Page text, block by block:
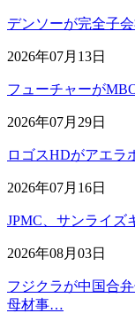
デンソーが完全子
2026年07月13日
フューチャーが
2026年07月29日
ロゴスHDがアエラ
2026年07月16日
JPMC、サンライズ
2026年08月03日
フジクラが中国合
母材事…